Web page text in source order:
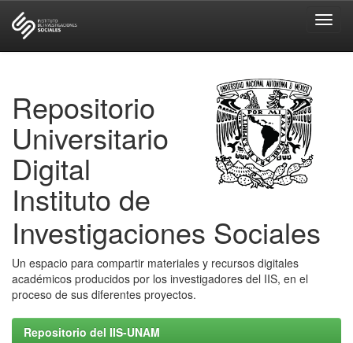
Repositorio
Universitario
Digital
Instituto de
Investigaciones Sociales
Un espacio para compartir materiales y recursos digitales
académicos producidos por los investigadores del IIS, en el
proceso de sus diferentes proyectos.
Repositorio del IIS-UNAM